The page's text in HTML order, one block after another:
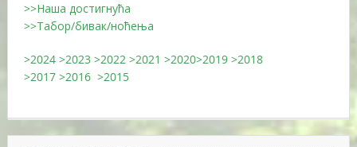
>>Наша достигнућа
>>Табор/бивак/ноћења
>2024 >2023 >2022 >2021 >2020>2019 >2018
>2017 >2016 >2015